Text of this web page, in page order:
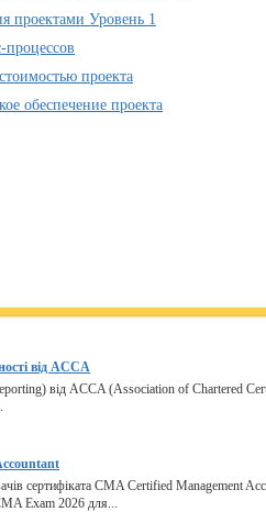
проектами Уровень 1
проекта
обеспечение проекта
від ACCA
від ACCA (Association of Chartered
сертифіката CMA Certified Management
Exam 2026 для...